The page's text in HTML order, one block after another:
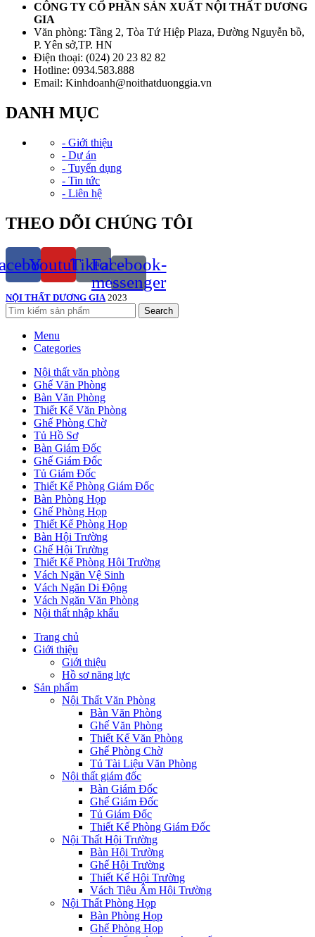
CÔNG TY CỔ PHẦN SẢN XUẤT NỘI THẤT DƯƠNG
GIA
Văn phòng: Tầng 2, Tòa Tứ Hiệp Plaza, Đường Nguyễn bồ,
P. Yên sở,TP. HN
Điện thoại: (024) 20 23 82 82
Hotline: 0934.583.888
Email: Kinhdoanh@noithatduonggia.vn
DANH MỤC
- Giới thiệu
- Dự án
- Tuyển dụng
- Tin tức
- Liên hệ
THEO DÕI CHÚNG TÔI
YoutubeTiktok
Facebook-
messenger
NỘI THẤT DƯƠNG GIA 2023
Search
Menu
Categories
Nội thất văn phòng
Ghế Văn Phòng
Bàn Văn Phòng
Thiết Kế Văn Phòng
Ghế Phòng Chờ
Tủ Hồ Sơ
Bàn Giám Đốc
Ghế Giám Đốc
Tủ Giám Đốc
Thiết Kế Phòng Giám Đốc
Bàn Phòng Họp
Ghế Phòng Họp
Thiết Kế Phòng Họp
Bàn Hội Trường
Ghế Hội Trường
Thiết Kế Phòng Hội Trường
Vách Ngăn Vệ Sinh
Vách Ngăn Di Động
Vách Ngăn Văn Phòng
Nội thất nhập khẩu
Trang chủ
Giới thiệu
Giới thiệu
Hồ sơ năng lực
Sản phẩm
Nội Thất Văn Phòng
Bàn Văn Phòng
Ghế Văn Phòng
Thiết Kế Văn Phòng
Ghế Phòng Chờ
Tủ Tài Liệu Văn Phòng
Nội thất giám đốc
Bàn Giám Đốc
Ghế Giám Đốc
Tủ Giám Đốc
Thiết Kế Phòng Giám Đốc
Nội Thất Hội Trường
Bàn Hội Trường
Ghế Hội Trường
Thiết Kế Hội Trường
Vách Tiêu Âm Hội Trường
Nội Thất Phòng Họp
Bàn Phòng Họp
Ghế Phòng Họp